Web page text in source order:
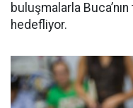
buluşmalarla
hedefliyor.